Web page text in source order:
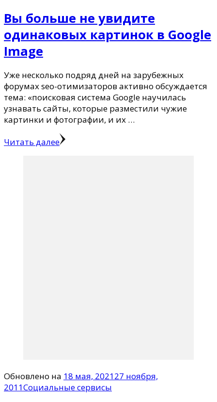
Вы больше не увидите
одинаковых картинок в Google
Image
Уже несколько подряд дней на зарубежных
форумах seo-отимизаторов активно обсуждается
тема: «поисковая система Google научилась
узнавать сайты, которые разместили чужие
картинки и фотографии, и их …
Читать далее
Обновлено на 18 мая, 202127 ноября,
2011Социальные сервисы